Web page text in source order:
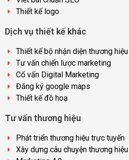
Thiết kế logo
Dịch vụ thiết kế khác
Thiết kế bộ nhận diện thương hiệu
Tư vấn chiến lược marketing
Cố vấn Digital Marketing
Đăng ký google maps
Thiết kế đồ hoạ
Tư vấn thương hiệu
Phát triển thương hiệu trực tuyến
Xây dựng câu chuyện thương hiệu